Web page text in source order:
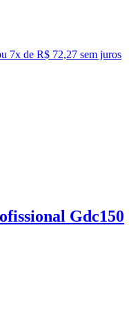
7x de R$ 72,27 sem juros
Gdc150